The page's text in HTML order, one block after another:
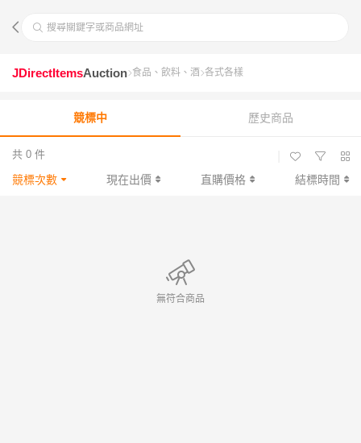
搜尋關鍵字或商品網址
JDirectItemsAuction 食品、飲料、酒 各式各樣
競標中 歷史商品
共 0 件
競標次數 現在出價 直購價格 結標時間
無符合商品